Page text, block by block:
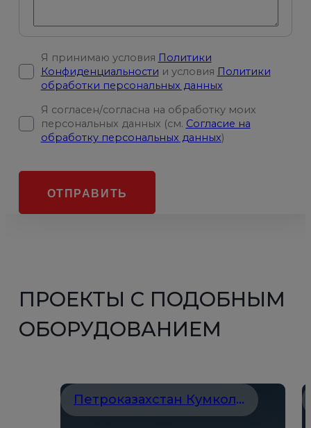
Я принимаю условия Политики
Конфиденциальности и условия Политики
обработки персональных данных
Я согласен/согласна на обработку моих
персональных данных (см. Согласие на
обработку персональных данных)
ОТПРАВИТЬ
ПРОЕКТЫ С ПОДОБНЫМ
ОБОРУДОВАНИЕМ
Петроказахстан Кумколь Ресорсиз